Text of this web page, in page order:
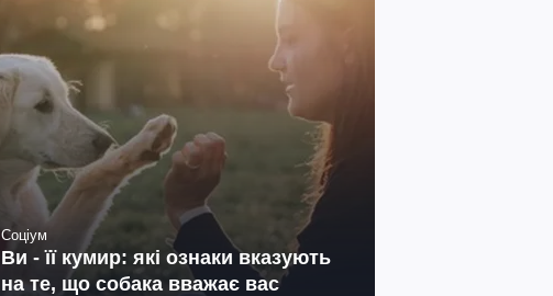
Соціум
Ви - її кумир: які ознаки вказують
на те, що собака вважає вас